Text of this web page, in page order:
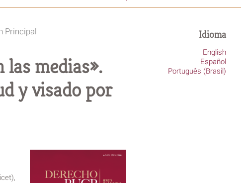
Principal
las medias».
y visado por
Idioma
English
Español
Português (Brasil)